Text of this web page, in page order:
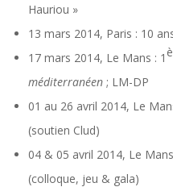
Hauriou »
13 mars 2014, Paris : 10
17 mars 2014, Le Mans : 1
méditerranéen ; LM-DP
01 au 26 avril 2014, Le
(soutien Clud)
04 & 05 avril 2014, Le
(colloque, jeu & gala)